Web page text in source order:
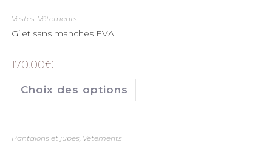
Vestes, Vêtements
Gilet sans manches EVA
170.00€
Choix des options
Pantalons et jupes Vêtements